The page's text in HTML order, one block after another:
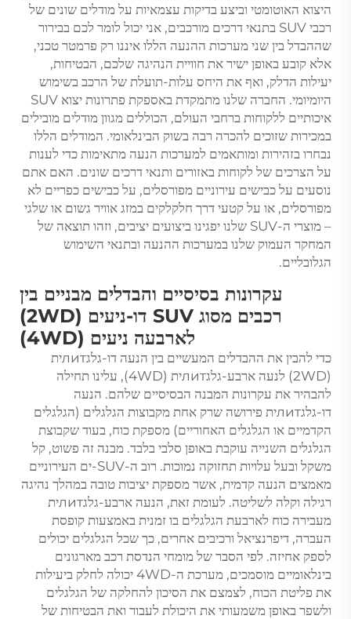
היצוא האוטומטי וביצע בדיקות עצמאיות על מודלים שונים של
רכבי SUV בתנאי דרכים מורכבים, אני יכול לומר לכם בבירור
שההבדל בין שני מערכות ההנעה הללו איננו רק פרמטר טכני,
אלא קובע באופן ישיר את חוויית הנהיגה שלכם, הבטיחות,
יעילות הדלק, ואף את היחס עלות-תועלת של הרכב בשימוש
היומיומי. החברה שלנו מתמקדת באספקת פתרונות יצוא SUV
איכותיים ללקוחות ברחבי העולם, הכוללים מגוון מודלים מובילים
במכירות שזוכים להכרה רבה בשוק הבינלאומי. המודלים הללו
נבחרו בזהירות ומותאמים למערכות הנעה מתאימות כדי לענות
על הצרכים של לקוחות באזורים ותנאי דרכים שונים. האם אתם
נוסעים על כבישים עירוניים מפורסלים, על כבישים כפריים לא
מפורסלים, או על קטעי דרך חלקלקים במזג אוויר גשום או שלגי
– מוצרי ה-SUV שלנו יפגינו ביצועים יציבים, וזהו תוצאה של
המחקר העמוק שלנו במערכות ההנעה ובתנאי השימוש
הגלובליים.
עקרונות בסיסיים והבדלים מבניים בין
רכבים מסוג SUV דו-ניעים (2WD)
לארבעה ניעים (4WD)
כדי להבין את ההבדלים המעשיים בין הנעה דו-גלגлитית
(2WD) לנעה ארבע-גלגлитית (4WD), עלינו תחילה
להבהיר את עקרונות המבנה הבסיסיים שלהם. הנעה
דו-גלגлитית פירושה שרק אחת מקבוצות הגלגלים (הגלגלים
הקדמיים או הגלגלים האחוריים) מספקת כוח, בעוד שקבוצת
הגלגלים השנייה עוקבת באופן סלבי בלבד. מבנה זה פשוט, קל
משקל ובעל עלויות תחזוקה נמוכות. רוב ה-SUV-ים העירוניים
מאמצים הנעה קדמית, אשר מספקת יציבות טובה במהלך נהיגה
רגילה וקלה לשליטה. לעומת זאת, הנעה ארבע-גלגлитית
מעבירה כוח לארבעת הגלגלים בו זמנית באמצעות קופסת
העברה, דיפרנציאל ורכיבים אחרים, כך שכל הגלגלים יכולים
לספק אחיזה. לפי הסבר של מומחי הנדסת רכב מארגונים
בינלאומיים מוסמכים, מערכת ה-4WD יכולה לחלק ביעילות
את פליטת הכוח, לצמצם את הסיכון להחלקה של הגלגלים
ולשפר באופן משמעותי את היכולת לעבור ואת הבטיחות של